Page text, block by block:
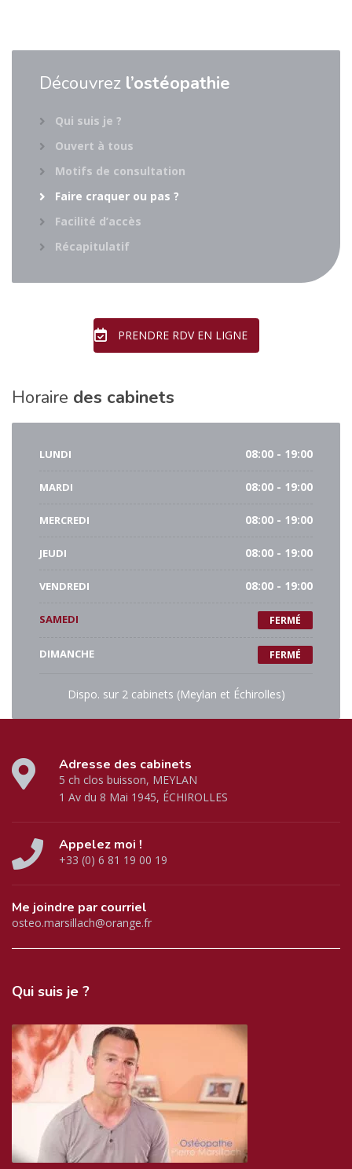
Découvrez l’ostéopathie
Qui suis je ?
Ouvert à tous
Motifs de consultation
Faire craquer ou pas ?
Facilité d’accès
Récapitulatif
PRENDRE RDV EN LIGNE
Horaire des cabinets
LUNDI 08:00 - 19:00
MARDI 08:00 - 19:00
MERCREDI 08:00 - 19:00
JEUDI 08:00 - 19:00
VENDREDI 08:00 - 19:00
SAMEDI FERMÉ
DIMANCHE FERMÉ
Dispo. sur 2 cabinets (Meylan et Échirolles)
Adresse des cabinets
5 ch clos buisson, MEYLAN
1 Av du 8 Mai 1945, ÉCHIROLLES
Appelez moi !
+33 (0) 6 81 19 00 19
Me joindre par courriel
osteo.marsillach@orange.fr
Qui suis je ?